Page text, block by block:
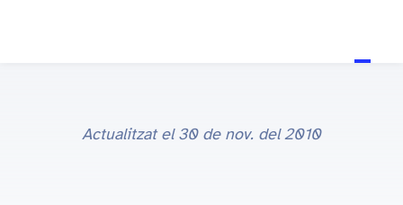
Actualitzat el 30 de nov. del 2010